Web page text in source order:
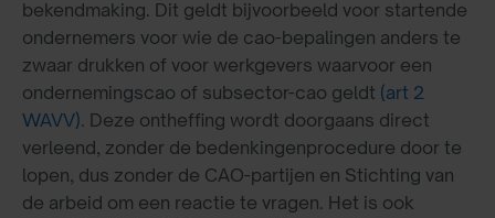
bekendmaking. Dit geldt bijvoorbeeld voor startende
ondernemers voor wie de cao-bepalingen anders te
zwaar drukken of voor werkgevers waarvoor een
ondernemingscao of subsector-cao geldt (art 2
WAVV). Deze ontheffing wordt doorgaans direct
verleend, zonder de bedenkingenprocedure door te
lopen, dus zonder de CAO-partijen en Stichting van
de arbeid om een reactie te vragen. Het is ook